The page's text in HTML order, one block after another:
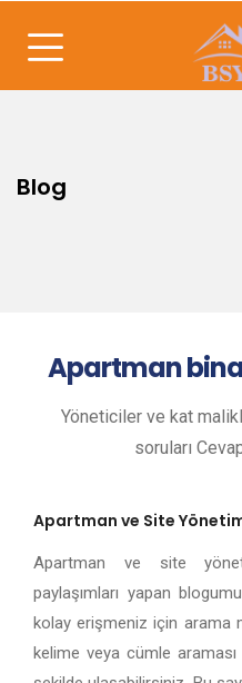
Blog
Apartman
Yöneticiler ve kat
soruları
Apartman ve Site
Apartman ve site
paylaşımları yapan
kolay erişmeniz için arama
kelime veya cümle araması